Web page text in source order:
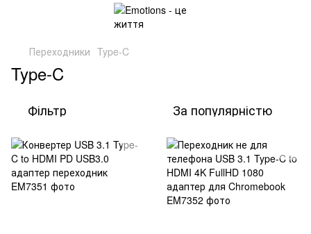
Переходники Type-C
Type-C
Фільтр За популярністю